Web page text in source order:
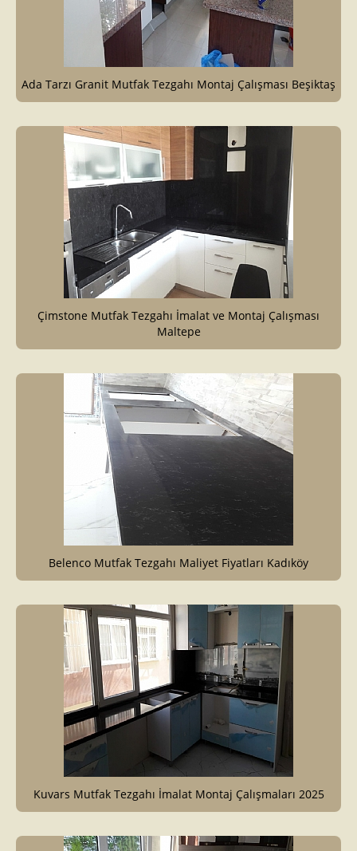
Ada Tarzı Granit Mutfak Tezgahı Montaj Çalışması Beşiktaş
Çimstone Mutfak Tezgahı İmalat ve Montaj Çalışması
Maltepe
Belenco Mutfak Tezgahı Maliyet Fiyatları Kadıköy
Kuvars Mutfak Tezgahı İmalat Montaj Çalışmaları 2025